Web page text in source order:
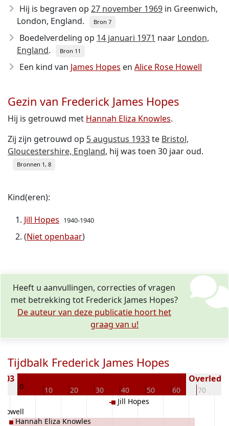
Hij is begraven op 27 november 1969 in Greenwich,
London, England.
Bron 7
Boedelverdeling op 14 januari 1971 naar London,
England. Bron 11
Een kind van James Hopes en Alice Rose Howell
Gezin van Frederick James Hopes
Hij is getrouwd met Hannah Eliza Knowles.
Zij zijn getrouwd op 5 augustus 1933te Bristol,
Gloucestershire, England, hij was toen 30 jaar oud.
Bronnen 1, 8
Kind(eren):
Jill Hopes 1940-1940
(Niet openbaar)
Heeft u aanvullingen, correcties of vragen
met betrekking tot Frederick James Hopes?
De auteur van deze publicatie hoort het
graag van u!
Tijdbalk Frederick James Hopes
0 10 20 30 40 50 60 70
Hannah Eliza Knowles
Jill Hopes